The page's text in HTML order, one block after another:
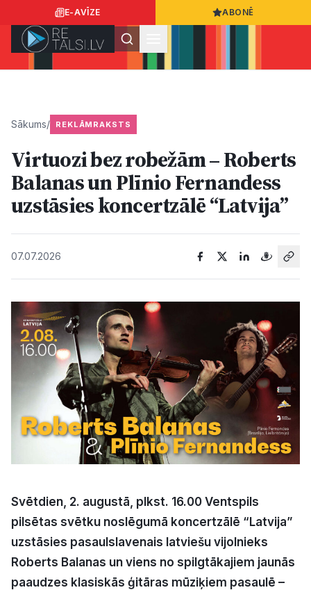
E-AVĪZE ABONĒ
Ziņas
Sabiedrība
Kultūra
Bizness
Video
Vieta
Sludinājumi
Pasākumi
Sākums/ REKLĀMRAKSTS
Virtuozi bez robežām – Roberts
Balanas un Plīnio Fernandess
uzstāsies koncertzālē “Latvija”
07.07.2026
Svētdien, 2. augustā, plkst. 16.00 Ventspils
pilsētas svētku noslēgumā koncertzālē “Latvija”
uzstāsies pasaulslavenais latviešu vijolnieks
Roberts Balanas un viens no spilgtākajiem jaunās
paaudzes klasiskās ģitāras mūziķiem pasaulē –